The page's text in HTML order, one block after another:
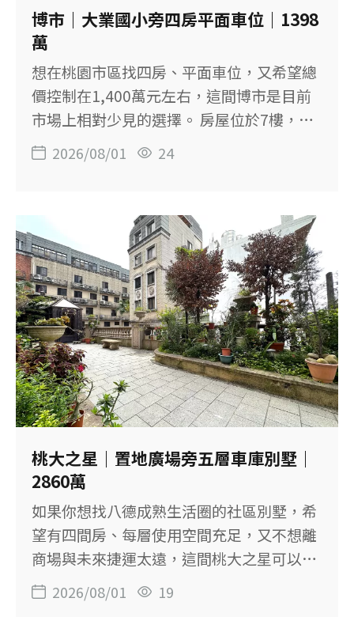
局為3房 建物坪數：58.14坪，含車位約
11.36坪 主建物：27.54坪 附屬建物：5.23
坪 主建物＋陽台：約30.59坪 土地坪數：
8.48坪 樓層：14樓／共21樓 屋齡：約11.2
年 車位：固定坡道平面車位 登記用途：住
家用 【三房改兩房，換來更寬敞的生活】
博市｜大業國小旁四房平面車位｜1398
萬
想在桃園市區找四房、平面車位，又希望總
價控制在1,400萬元左右，這間博市是目前
市場上相對少見的選擇。 房屋位於7樓，為8
層華廈的次頂樓，建物48.75坪，規劃4房2
廳2衛，主建物加陽台約33.90坪，另附平面
窗，適合家庭成員較多、需要書房，或希望
從三房換到四房的買方。 【這間房子的重
點】 ◆ 鄰近大業國小及周邊生活機能 ◆ 社
區門口旁有公車站 ◆ 4房2廳2衛，適合家庭
長期居住 ◆ 主建物約30坪，室內空間實在
◆ 位於7樓次頂樓，採光與通風良好 ◆ 邊間
位置，增加對外採光面 ◆ 兩套衛浴皆有對
外窗 ◆ 附B1平面車位 【物件基本資料】 社
區：博市 位置：桃園市桃園區民富二街 售
價：1,398萬元 格局：4房2廳2衛 建物坪
數：48.75坪 主建物：30.02坪 附屬建物：
3.88坪 主建物＋陽台：約33.90坪 土地坪
數：8.06坪 樓層：7樓／共8樓 屋齡：約
28.8年 車位：B1固定坡道平面車位 單價：
約28.68萬元／坪 登記用途：住家用 物件編
號：YC1043410
2026/08/01 24
桃大之星｜置地廣場旁五層車庫別墅｜
2860萬
如果你想找八德成熟生活圈的社區別墅，希
望有四間房、每層使用空間充足，又不想離
商場與未來捷運太遠，這間桃大之星可以列
入比較。 房屋位於義勇街，地上1至5樓，建
物88.04坪、土地26.03坪，規劃4房2廳5
2026/08/01 19